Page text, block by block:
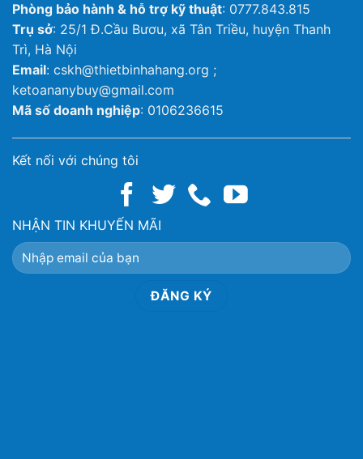
Phòng bảo hành & hỗ trợ kỹ thuật: 0777.843.815
Trụ sở: 25/1 Đ.Cầu Bươu, xã Tân Triều, huyện Thanh
Trì, Hà Nội
Email: cskh@thietbinhahang.org ;
ketoananybuy@gmail.com
Mã số doanh nghiệp: 0106236615
Kết nối với chúng tôi
NHẬN TIN KHUYẾN MÃI